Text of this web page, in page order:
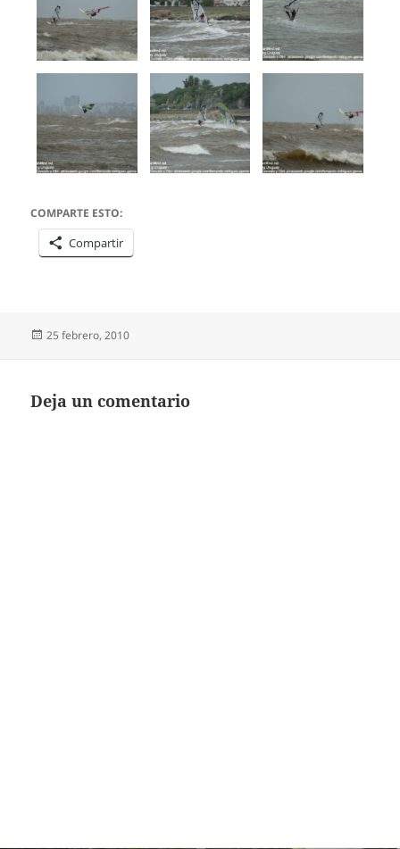
COMPARTE ESTO:
Compartir
Publicado
25 febrero, 2010
Deja un comentario